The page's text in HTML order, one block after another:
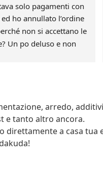
solo pagamenti con
ho annullato l’ordine
non si accettano le
Un po deluso e non
arredo,
e tanto altro ancora.
a casa